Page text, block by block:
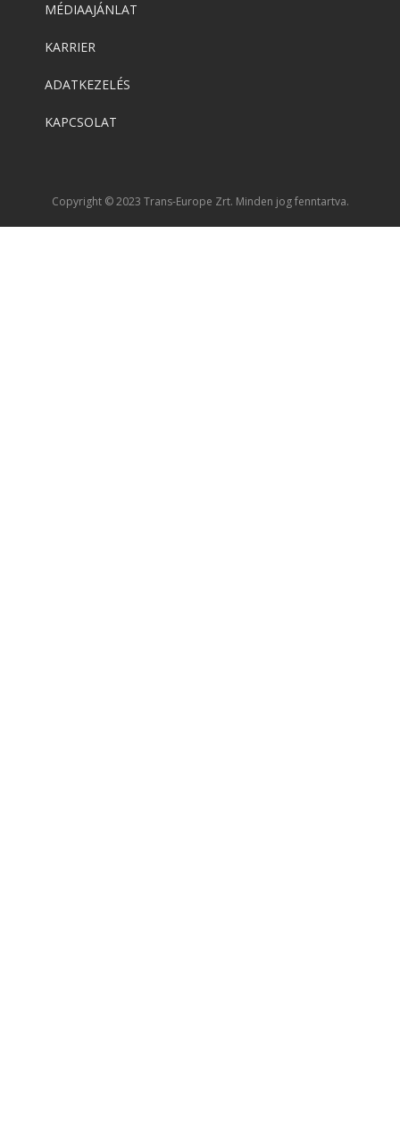
MÉDIAAJÁNLAT
KARRIER
ADATKEZELÉS
KAPCSOLAT
Copyright © 2023 Trans-Europe Zrt. Minden jog fenntartva.